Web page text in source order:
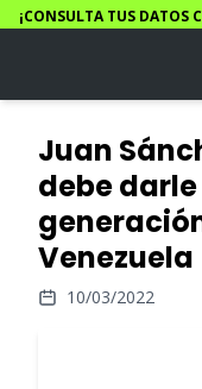
¡CONSULTA TUS DATOS
Juan
debe
Venezuela
10/03/2022